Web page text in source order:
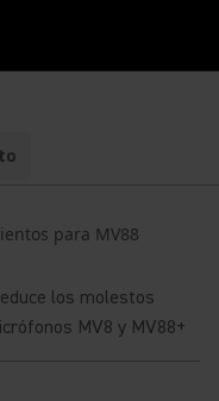
para MV88
los molestos
MV8 y MV88+